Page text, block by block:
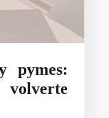
pymes:
volverte